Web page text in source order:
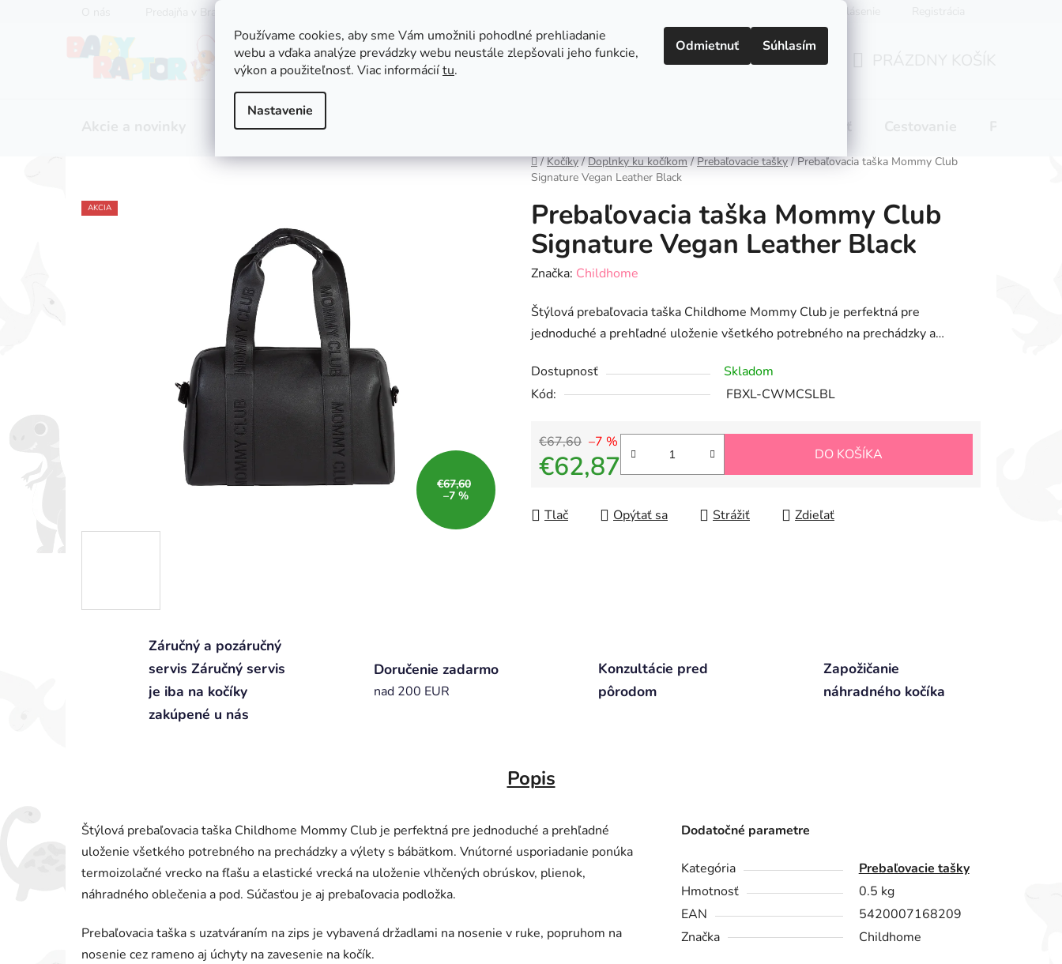
Používame cookies, aby sme Vám umožnili pohodlné prehliadanie
webu a vďaka analýze prevádzky webu neustále zlepšovali jeho funkcie,
výkon a použiteľnosť. Viac informáciítu.
Nastavenie
Odmietnuť Súhlasím
Predajňa v Bratislave Prihlásenie
Zľavy Kočíky
Domov
/ Kočíky / Doplnky ku kočíkom / Prebaľovacie tašky / Prebaľovacia taška Mommy Club
Signature Vegan Leather Black
Prebaľovacia taška Mommy Club
Signature Vegan Leather Black
Značka: Childhome
Štýlová prebaľovacia taška Childhome Mommy Club je perfektná pre
jednoduché a prehľadné uloženie všetkého potrebného na prechádzky a…
Dostupnosť
Skladom
Kód:
FBXL-CWMCSLBL
€67,60 –7 %
€62,87 DO KOŠÍKA
Tlač Opýtať sa Strážiť Zdieľať
AKCIA
€67,60
–7 %
Záručný a pozáručný
servis Záručný servis
je iba na kočíky
zakúpené u nás
Doručenie zadarmo
nad 200 EUR
Konzultácie pred
pôrodom
Zapožičanie
náhradného kočíka
Popis
Štýlová prebaľovacia taška Childhome Mommy Club je perfektná pre jednoduché a prehľadné
uloženie všetkého potrebného na prechádzky a výlety s bábätkom. Vnútorné usporiadanie ponúka
termoizolačné vrecko na fľašu a elastické vrecká na uloženie vlhčených obrúskov, plienok,
náhradného oblečenia a pod. Súčasťou je aj prebaľovacia podložka.
Prebaľovacia taška s uzatváraním na zips je vybavená držadlami na nosenie v ruke, popruhom na
nosenie cez rameno aj úchyty na zavesenie na kočík.
Dodatočné parametre
Kategória
Prebaľovacie tašky
Hmotnosť
0.5 kg
EAN
5420007168209
Značka
Childhome